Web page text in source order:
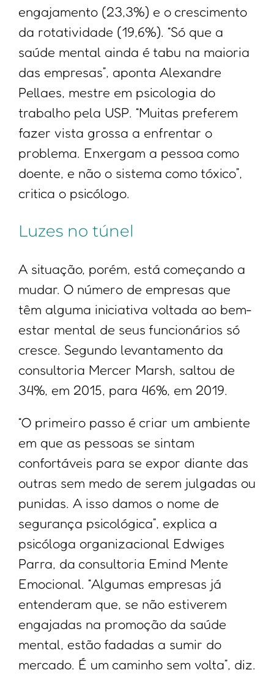
engajamento (23,3%) e o crescimento
da rotatividade (19,6%). “Só que a
saúde mental ainda é tabu na maioria
das empresas”, aponta Alexandre
Pellaes, mestre em psicologia do
trabalho pela USP. “Muitas preferem
fazer vista grossa a enfrentar o
problema. Enxergam a pessoa como
doente, e não o sistema como tóxico”,
critica o psicólogo.
Luzes no túnel
A situação, porém, está começando a
mudar. O número de empresas que
têm alguma iniciativa voltada ao bem-
estar mental de seus funcionários só
cresce. Segundo levantamento da
consultoria Mercer Marsh, saltou de
34%, em 2015, para 46%, em 2019.
“O primeiro passo é criar um ambiente
em que as pessoas se sintam
confortáveis para se expor diante das
outras sem medo de serem julgadas ou
punidas. A isso damos o nome de
segurança psicológica”, explica a
psicóloga organizacional Edwiges
Parra, da consultoria Emind Mente
Emocional. “Algumas empresas já
entenderam que, se não estiverem
engajadas na promoção da saúde
mental, estão fadadas a sumir do
mercado. É um caminho sem volta”, diz.